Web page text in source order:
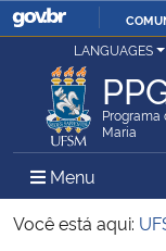
Ministério da Justiça e
Ministério da Defesa
Ministério das Relações
LANGUAGES
Programa
Maria
Menu Menu
Você está aqui: